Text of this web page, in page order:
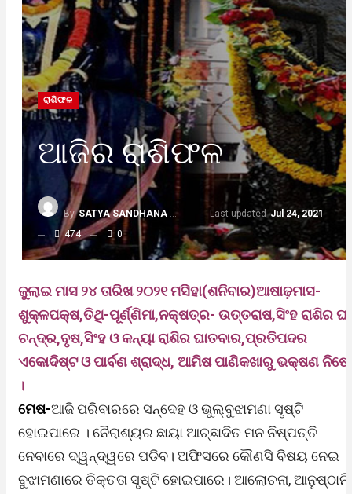
ରାଶିଫଳ
ଆଜିର ରାଶିଫଳ
BySATYA SANDHANA DESK Last updatedJul 24, 2021
474
0
ଜୁଲାଇ ମାସ ୨୪ ତାରିଖ ୨୦୨୧ ମସିହା(ଶନିବାର)ଆଷାଢ଼ମାସ-
ଶୁକ୍ଳପକ୍ଷ,ତିଥି-ପୂର୍ଣ୍ଣିମା,ନକ୍ଷତ୍ର- ଉତ୍ତରାଷ,ସିଂହ ରାଶିର
ଚନ୍ଦ୍ର,ବୃଷ,ସିଂହ ଓ କନ୍ୟା ରାଶିର ଘାତବାର,ପ୍ରତିପଦର
ଏକୋଦିଷ୍ଟ ଓ ପାର୍ବଣ ଶ୍ରାଦ୍ଧ, ଆମିଷ ପାଣିକଖାରୁ ଭକ୍ଷଣ
।
ମେଷ-ଆଜି ପରିବାରରେ ସନ୍ଦେହ ଓ ଭୁଲ୍‌ବୁଝାମଣା ସୃଷ୍ଟି
ହୋଇପାରେ । ନୈରାଶ୍ୟର ଛାୟା ଆଚ୍ଛାଦିତ ମନ ନିଷ୍ପତ୍ତି
ନେବାରେ ଦ୍ୱନ୍ଦ୍ୱରେ ପଡିବ। ଅଫିସରେ କୌଣସି ବିଷୟ ନେଇ
ବୁଝାମଣାରେ ତିକ୍ତତା ସୃଷ୍ଟି ହୋଇପାରେ। ଆଲୋଚନା,